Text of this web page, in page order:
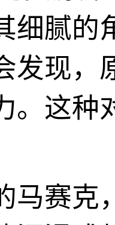
细腻的
发现，
。这种
马赛克